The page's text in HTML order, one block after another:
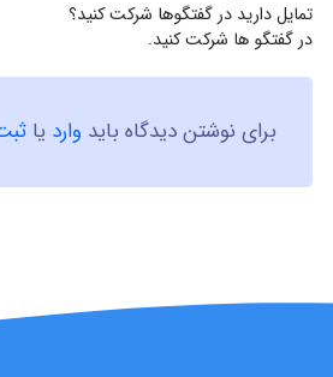
تمایل دارید در گفتگوها شرکت کنید؟
در گفتگو ها شرکت کنید.
برای نوشتن دیدگاه باید وارد یا